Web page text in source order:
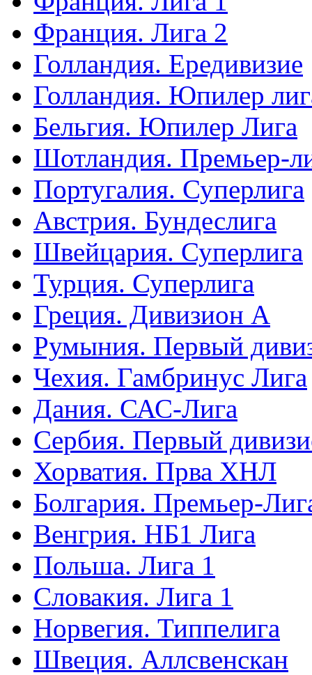
Франция. Лига 2
Голландия. Ередивизие
Голландия. Юпилер
Бельгия. Юпилер Лига
Шотландия. Премьер-
Португалия. Суперлига
Австрия. Бундеслига
Швейцария. Суперлига
Турция. Суперлига
Греция. Дивизион А
Румыния. Первый
Чехия. Гамбринус Лига
Дания. САС-Лига
Сербия. Первый
Хорватия. Прва ХНЛ
Болгария. Премьер-
Венгрия. НБ1 Лига
Польша. Лига 1
Словакия. Лига 1
Норвегия. Типпелига
Швеция. Аллсвенскан